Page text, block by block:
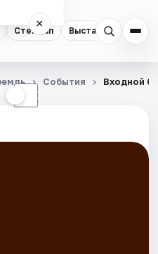
Стендап Выставки
×
☾
События Входной